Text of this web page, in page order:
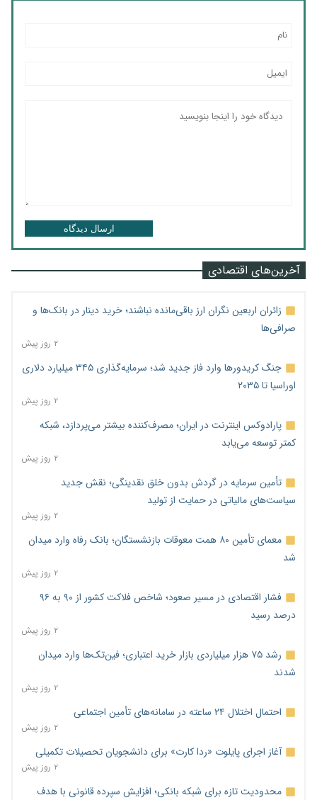
ارسال دیدگاه
آخرین‌های اقتصادی
زائران اربعین نگران ارز باقی‌مانده نباشند؛ خرید دینار در بانک‌ها و
صرافی‌ها
۲ روز پیش
جنگ کریدورها وارد فاز جدید شد؛ سرمایه‌گذاری ۳۴۵ میلیارد دلاری
اوراسیا تا ۲۰۳۵
۲ روز پیش
پارادوکس اینترنت در ایران؛ مصرف‌کننده بیشتر می‌پردازد، شبکه
کمتر توسعه می‌یابد
۲ روز پیش
تأمین سرمایه در گردش بدون خلق نقدینگی؛ نقش جدید
سیاست‌های مالیاتی در حمایت از تولید
۲ روز پیش
معمای تأمین ۸۰ همت معوقات بازنشستگان؛ بانک رفاه وارد میدان
شد
۲ روز پیش
فشار اقتصادی در مسیر صعود؛ شاخص فلاکت کشور از ۹۰ به ۹۶
درصد رسید
۲ روز پیش
رشد ۷۵ هزار میلیاردی بازار خرید اعتباری؛ فین‌تک‌ها وارد میدان
شدند
۲ روز پیش
احتمال اختلال ۲۴ ساعته در سامانه‌های تأمین اجتماعی
۲ روز پیش
آغاز اجرای پایلوت «ردا کارت» برای دانشجویان تحصیلات تکمیلی
۲ روز پیش
محدودیت تازه برای شبکه بانکی؛ افزایش سپرده قانونی با هدف